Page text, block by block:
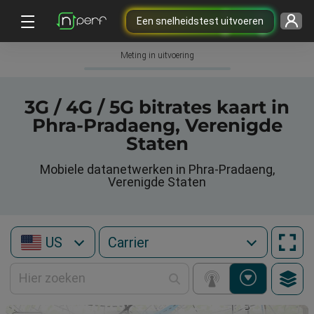
Een snelheidstest uitvoeren
Meting in uitvoering
3G / 4G / 5G bitrates kaart in
Phra-Pradaeng, Verenigde
Staten
Mobiele datanetwerken in Phra-Pradaeng,
Verenigde Staten
US